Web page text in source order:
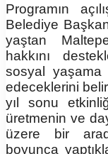
Programın
Belediye
yaştan
hakkını
sosyal yaşama
edeceklerini
yıl sonu
üretmenin ve
üzere bir
boyunca